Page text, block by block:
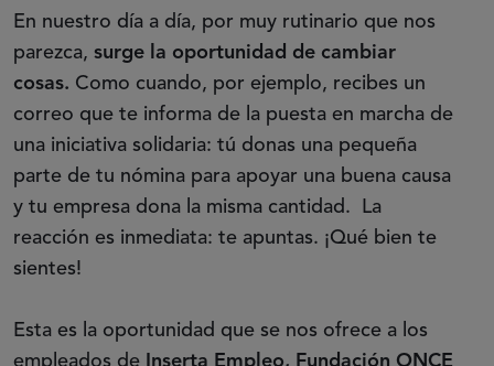
En nuestro día a día, por muy rutinario que nos
parezca, surge la oportunidad de cambiar
cosas. Como cuando, por ejemplo, recibes un
correo que te informa de la puesta en marcha de
una iniciativa solidaria: tú donas una pequeña
parte de tu nómina para apoyar una buena causa
y tu empresa dona la misma cantidad. La
reacción es inmediata: te apuntas. ¡Qué bien te
sientes!
Esta es la oportunidad que se nos ofrece a los
empleados de
Inserta Empleo, Fundación ONCE